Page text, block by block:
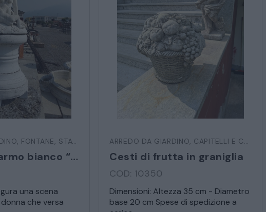
, FONTANE, STATUE E SCULTURE
Statua in marmo bianco “Venere bagnante”
una scena
che versa
ARREDO DA GIARDINO, CAPITELLI E COLONNE
Cesti di frutta in graniglia
COD: 10350
Dimensioni: Altezza 35 cm - Diametro
base 20 cm Spese di spedizione a